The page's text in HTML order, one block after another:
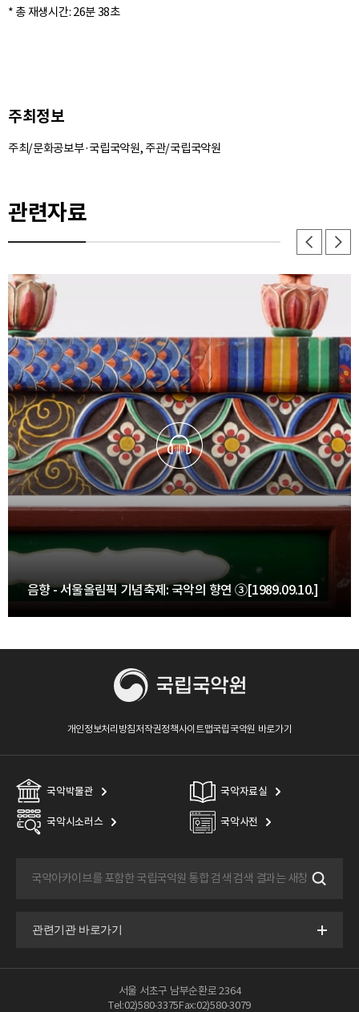
* 총 재생시간: 26분 38초
주최정보
주최/문화공보부·국립국악원, 주관/국립국악원
관련자료
음향 - 서울올림픽 기념축제: 국악의 향연 ③[1989.09.10.]
개인정보처리방침저작권정책사이트맵국립국악원 바로가기
국악박물관 국악자료실
국악시소러스 국악사전
서울 서초구 남부순환로 2364
Tel:02)580-3375Fax:02)580-3079